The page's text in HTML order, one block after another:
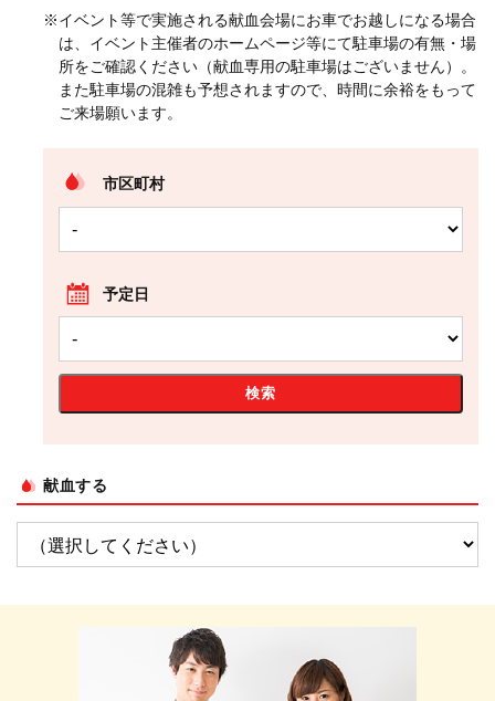
※イベント等で実施される献血会場にお車でお越しになる場合
は、イベント主催者のホームページ等にて駐車場の有無・場
所をご確認ください（献血専用の駐車場はございません）。
また駐車場の混雑も予想されますので、時間に余裕をもって
ご来場願います。
市区町村
予定日
献血する